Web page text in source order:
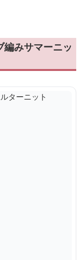
編みサマーニッ